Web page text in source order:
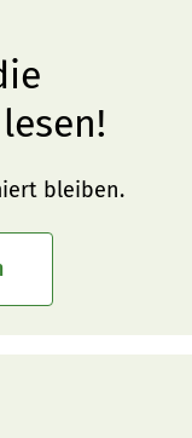
bleiben.